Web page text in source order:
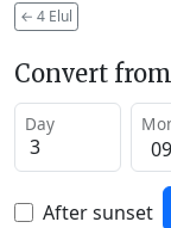
← 4 Elul
Convert
Day
After sunset